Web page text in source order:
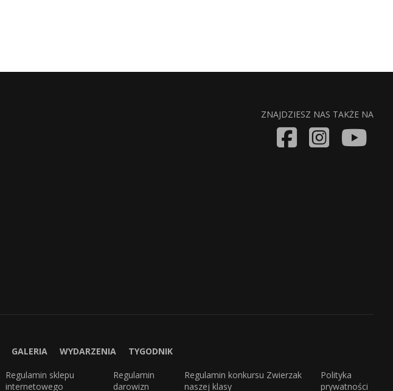
ZNAJDZIESZ NAS TAKŻE NA
GALERIA WYDARZENIA TYGODNIK
Regulamin sklepu
internetowego
Regulamin
darowizn
Regulamin konkursu Zwierzak
naszej klasy
Polityka
prywatności